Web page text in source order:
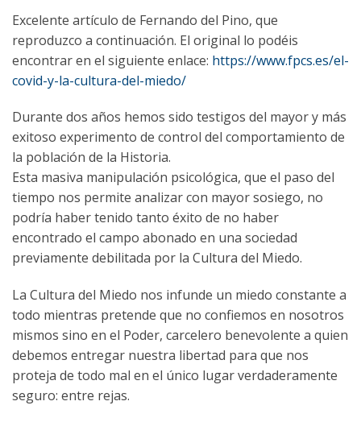
Excelente artículo de Fernando del Pino, que
reproduzco a continuación. El original lo podéis
encontrar en el siguiente enlace: https://www.fpcs.es/el-
covid-y-la-cultura-del-miedo/
Durante dos años hemos sido testigos del mayor y más
exitoso experimento de control del comportamiento de
la población de la Historia.
Esta masiva manipulación psicológica, que el paso del
tiempo nos permite analizar con mayor sosiego, no
podría haber tenido tanto éxito de no haber
encontrado el campo abonado en una sociedad
previamente debilitada por la Cultura del Miedo.
La Cultura del Miedo nos infunde un miedo constante a
todo mientras pretende que no confiemos en nosotros
mismos sino en el Poder, carcelero benevolente a quien
debemos entregar nuestra libertad para que nos
proteja de todo mal en el único lugar verdaderamente
seguro: entre rejas.